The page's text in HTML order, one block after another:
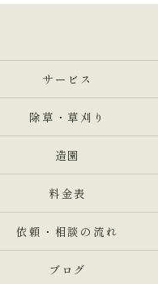
サービス
除草・草刈り
造園
料金表
依頼・相談の流れ
ブログ